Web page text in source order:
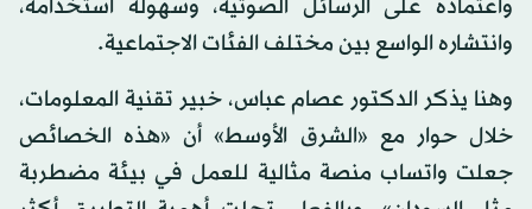
واعتماده على الرسائل الصوتية، وسهولة استخدامه،
وانتشاره الواسع بين مختلف الفئات الاجتماعية.
وهنا يذكر الدكتور عصام عباس، خبير تقنية المعلومات،
خلال حوار مع «الشرق الأوسط» أن «هذه الخصائص
جعلت واتساب منصة مثالية للعمل في بيئة مضطربة